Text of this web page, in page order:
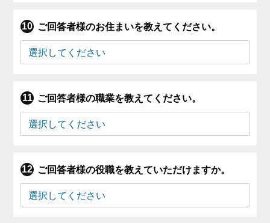
ご回答者様のお住まいを教えてください。
ご回答者様の職業を教えてください。
ご回答者様の役職を教えていただけますか。